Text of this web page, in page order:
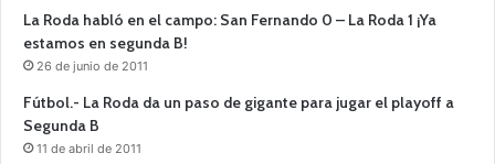
La Roda habló en el campo: San Fernando 0 – La Roda 1 ¡Ya
estamos en segunda B!
26 de junio de 2011
Fútbol.- La Roda da un paso de gigante para jugar el playoff a
Segunda B
11 de abril de 2011